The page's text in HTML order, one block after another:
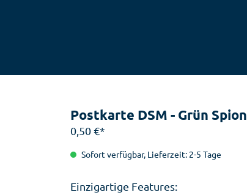
Postkarte DSM - Grün Spion
0,50 €*
Sofort verfügbar, Lieferzeit: 2-5 Tage
Einzigartige Features: